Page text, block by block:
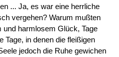
... Ja, es war eine herrliche
vergehen? Warum mußten
und harmlosem Glück, Tage
Tage, in denen die fleißigen
jedoch die Ruhe gewichen